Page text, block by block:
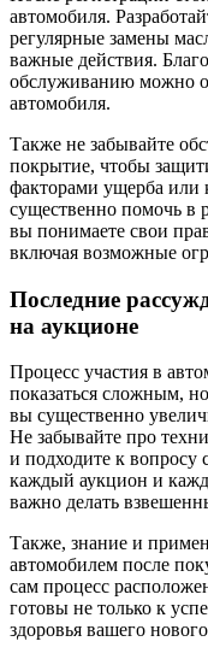
автомобиля.
регулярные замены
важные действия.
обслуживанию можно
автомобиля.
Также не забывайте
покрытие, чтобы
факторами ущерба или
существенно помочь в
вы понимаете свои
включая возможные
Последние
на аукционе
Процесс участия в
показаться сложным,
вы существенно
Не забывайте про
и подходите к
каждый аукцион и
важно делать
Также, знание и
автомобилем после
сам процесс
готовы не только к
здоровья вашего